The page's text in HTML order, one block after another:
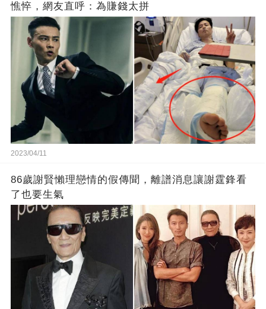
憔悴，網友直呼：為賺錢太拼
2023/04/11
86歲謝賢懶理戀情的假傳聞，離譜消息讓謝霆鋒看
了也要生氣